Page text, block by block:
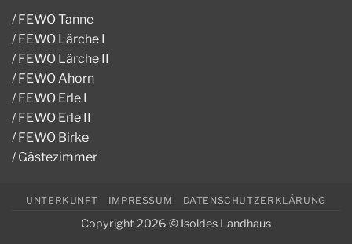
/FEWO Tanne
/FEWO Lärche I
/FEWO Lärche II
/FEWO Ahorn
/FEWO Erle I
/FEWO Erle II
/FEWO Birke
/Gästezimmer
UNTERKUNFT IMPRESSUM DATENSCHUTZERKLÄRUNG
Copyright 2026 © Isoldes Landhaus